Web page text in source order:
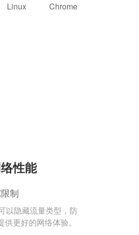
Linux Chrome
性能
制
以隐藏流量类型，防
供更好的网络体验。